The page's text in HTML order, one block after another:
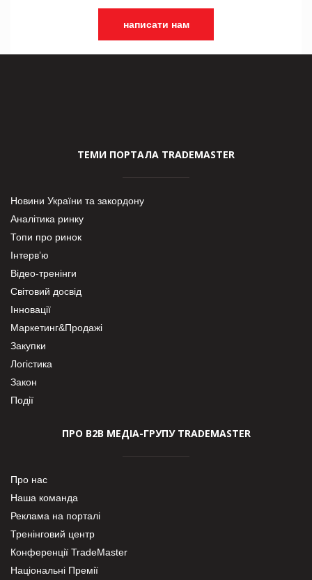
написати нам
ТЕМИ ПОРТАЛА TRADEMASTER
Новини України та закордону
Аналітика ринку
Топи про ринок
Інтерв’ю
Відео-тренінги
Світовий досвід
Інновації
Маркетинг&Продажі
Закупки
Логістика
Закон
Події
ПРО В2В МЕДІА-ГРУПУ TRADEMASTER
Про нас
Наша команда
Реклама на порталі
Тренінговий центр
Конференції TradeMaster
Національні Премії